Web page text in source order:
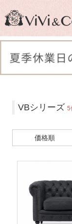
VBシリーズ 5
価格順
商品検索：